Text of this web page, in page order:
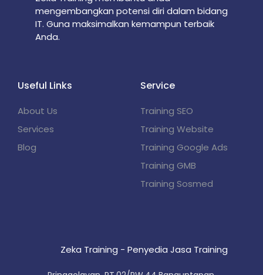
mengembangkan potensi diri dalam bidang
IT. Guna maksimalkan kemampun terbaik
Anda.
Useful Links
About Us
Services
Blog
Service
Training SEO
Training Website
Training Google Ads
Training GMB
Training Sosmed
Zeka Training - Penyedia Jasa Training